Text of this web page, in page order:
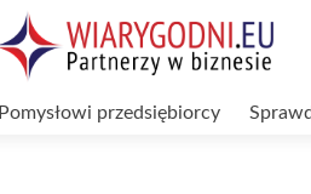
Pomysłowi przedsiębiorcy